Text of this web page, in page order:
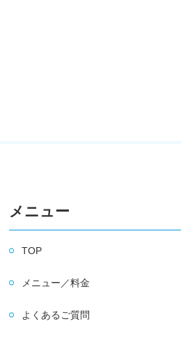
メニュー
TOP
メニュー／料金
よくあるご質問